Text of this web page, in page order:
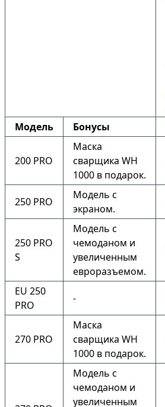
Модель
Бонусы
200 PRO
Маска
сварщика WH
1000 в подарок.
250 PRO
Модель с
экраном.
250 PRO
S
Модель с
чемоданом и
увеличенным
евроразъемом.
EU 250
PRO
-
270 PRO
Маска
сварщика WH
1000 в подарок.
Модель с
чемоданом и
увеличенным